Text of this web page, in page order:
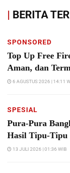
| BERITA
SPONSORED
Top Up Free
Aman, dan
6 AGUSTUS 2026 | 14:11
SPESIAL
Pura-Pura
Hasil Tipu-Tipu
13 JULI 2026 | 01:36 WIB